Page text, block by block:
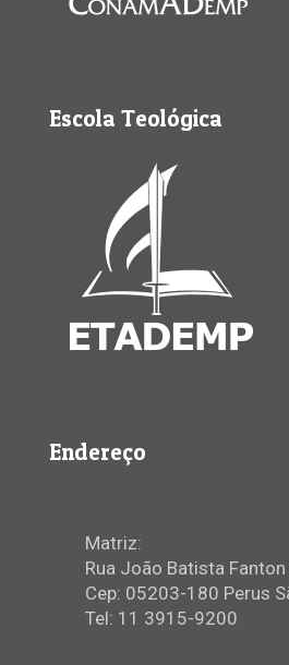
Escola Teológica
Endereço
Matriz:
Rua João Batista
Cep: 05203-180 Perus
Tel: 11 3915-9200